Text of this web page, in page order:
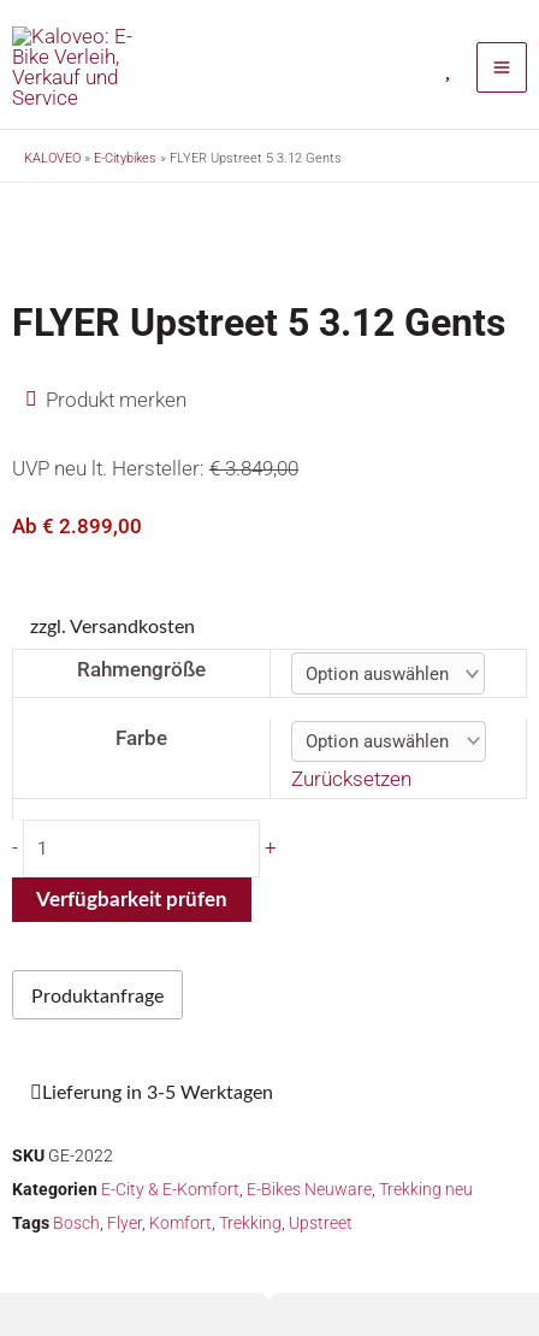
Inhalt
springen
KALOVEO » E-Citybikes » FLYER Upstreet 5 3.12 Gents
FLYER Upstreet 5 3.12 Gents
Produkt merken
UVP neu lt. Hersteller: €3.849,00
Ab € 2.899,00
zzgl. Versandkosten
Rahmengröße
Farbe
Zurücksetzen
-
FLYER
Upstreet
Gents
+
Verfügbarkeit prüfen
Produktanfrage
Lieferung in 3-5 Werktagen
SKU GE-2022
Kategorien E-City & E-Komfort E-Bikes Neuware Trekking neu
Tags Bosch Flyer, Komfort Trekking Upstreet